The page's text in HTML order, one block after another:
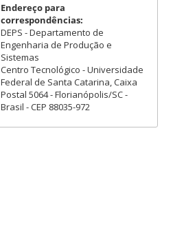
Endereço para
correspondências:
DEPS - Departamento de
Engenharia de Produção e
Sistemas
Centro Tecnológico - Universidade
Federal de Santa Catarina, Caixa
Postal 5064 - Florianópolis/SC -
Brasil - CEP 88035-972